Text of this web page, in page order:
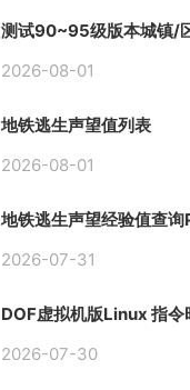
测试90~95级版本城镇/
2026-08-01
地铁逃生声望值列表
2026-08-01
地铁逃生声望经验值查询
2026-07-31
DOF虚拟机版Linux 指令
2026-07-30